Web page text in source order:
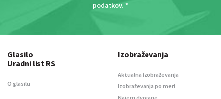
podatkov. *
Glasilo
Uradni list RS
O glasilu
Izobraževanja
Aktualna izobraževanja
Izobraževanja po meri
Najem dvorane